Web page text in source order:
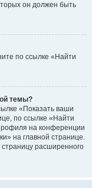
он должен быть
по ссылке «Найти
темы?
«Показать ваши
по ссылке «Найти
на конференции
на главной странице.
расширенного